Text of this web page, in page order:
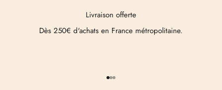
Livraison offerte
Dès 250€ d'achats en France métropolitaine.
Aller à l'élément 1
Aller à l'élément 2
Aller à l'élément 3